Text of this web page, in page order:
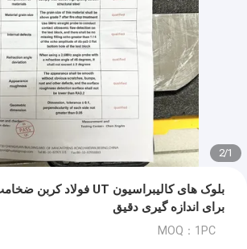
1
/
2
برای اندازه گیری دقیق
MOQ：1PC